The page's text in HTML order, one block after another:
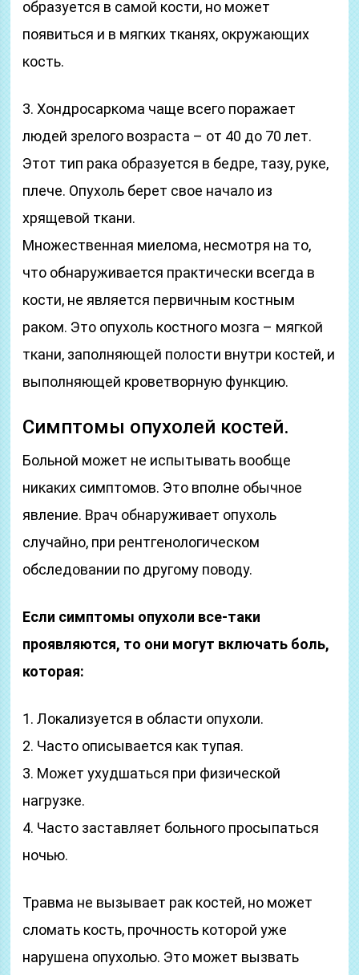
образуется в самой кости, но может
появиться и в мягких тканях, окружающих
кость.
3. Хондросаркома чаще всего поражает
людей зрелого возраста – от 40 до 70 лет.
Этот тип рака образуется в бедре, тазу, руке,
плече. Опухоль берет свое начало из
хрящевой ткани.
Множественная миелома, несмотря на то,
что обнаруживается практически всегда в
кости, не является первичным костным
раком. Это опухоль костного мозга – мягкой
ткани, заполняющей полости внутри костей, и
выполняющей кроветворную функцию.
Симптомы опухолей костей.
Больной может не испытывать вообще
никаких симптомов. Это вполне обычное
явление. Врач обнаруживает опухоль
случайно, при рентгенологическом
обследовании по другому поводу.
Если симптомы опухоли все-таки
проявляются, то они могут включать боль,
которая:
1. Локализуется в области опухоли.
2. Часто описывается как тупая.
3. Может ухудшаться при физической
нагрузке.
4. Часто заставляет больного просыпаться
ночью.
Травма не вызывает рак костей, но может
сломать кость, прочность которой уже
нарушена опухолью. Это может вызвать